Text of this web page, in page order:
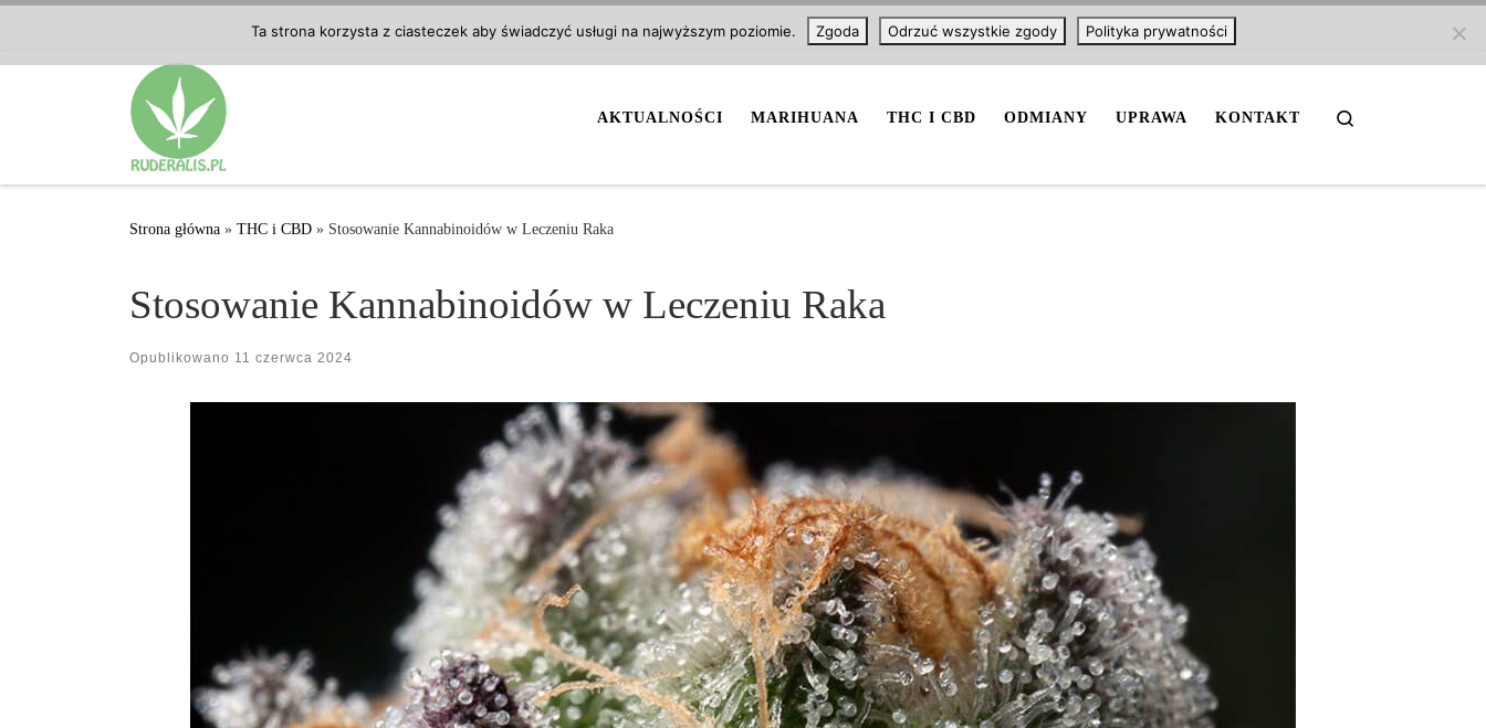
AKTUALNOŚCI MARIHUANA THC I CBD ODMIANY UPRAWA KONTAKT
Strona główna » THC i CBD » Stosowanie Kannabinoidów w Leczeniu Raka
Stosowanie Kannabinoidów w Leczeniu Raka
Opublikowano 11 czerwca 2024
Ta strona korzysta z ciasteczek aby świadczyć usługi na najwyższym poziomie. Zgoda Odrzuć wszystkie zgody Polityka prywatności